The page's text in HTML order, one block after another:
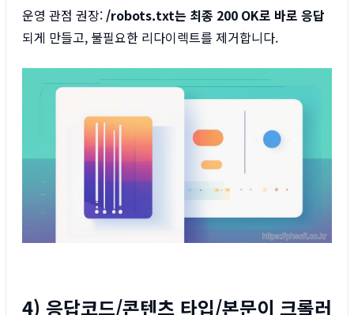
운영 관점 권장:/robots.txt는 최종 200 OK로 바로 응답
되게 만들고, 불필요한 리다이렉트를 제거합니다.
4) 응답코드/콘텐츠 타입/본문이 크롤러